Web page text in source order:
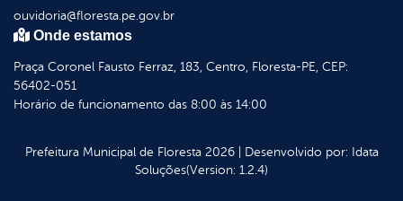
ouvidoria@floresta.pe.gov.br
Onde estamos
Praça Coronel Fausto Ferraz, 183, Centro, Floresta-PE, CEP:
56402-051
Horário de funcionamento das 8:00 às 14:00
Prefeitura Municipal de Floresta2026| Desenvolvido por: Idata
Soluções(Version: 1.2.4)